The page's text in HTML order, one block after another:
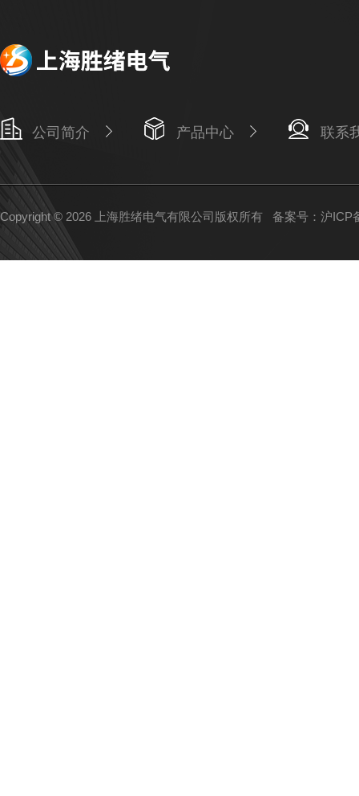
公司简介 产品中心 联系
Copyright © 2026 上海胜绪电气有限公司版权所有 备案号：沪ICP